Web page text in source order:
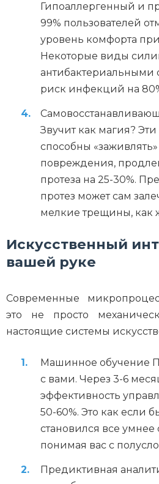
Гипоаллергенный и
99% пользователей
уровень комфорта
Некоторые виды
антибактериальными
риск инфекций на
Звучит как магия?
способны
повреждения,
протеза на 25-30%.
протез может сам
мелкие трещины, как
Искусственный
вашей руке
Современные
это не просто
настоящие системы
Машинное обучение
с вами. Через 3-6
эффективность
50-60%. Это как если
становился все
понимая вас с
Предиктивная